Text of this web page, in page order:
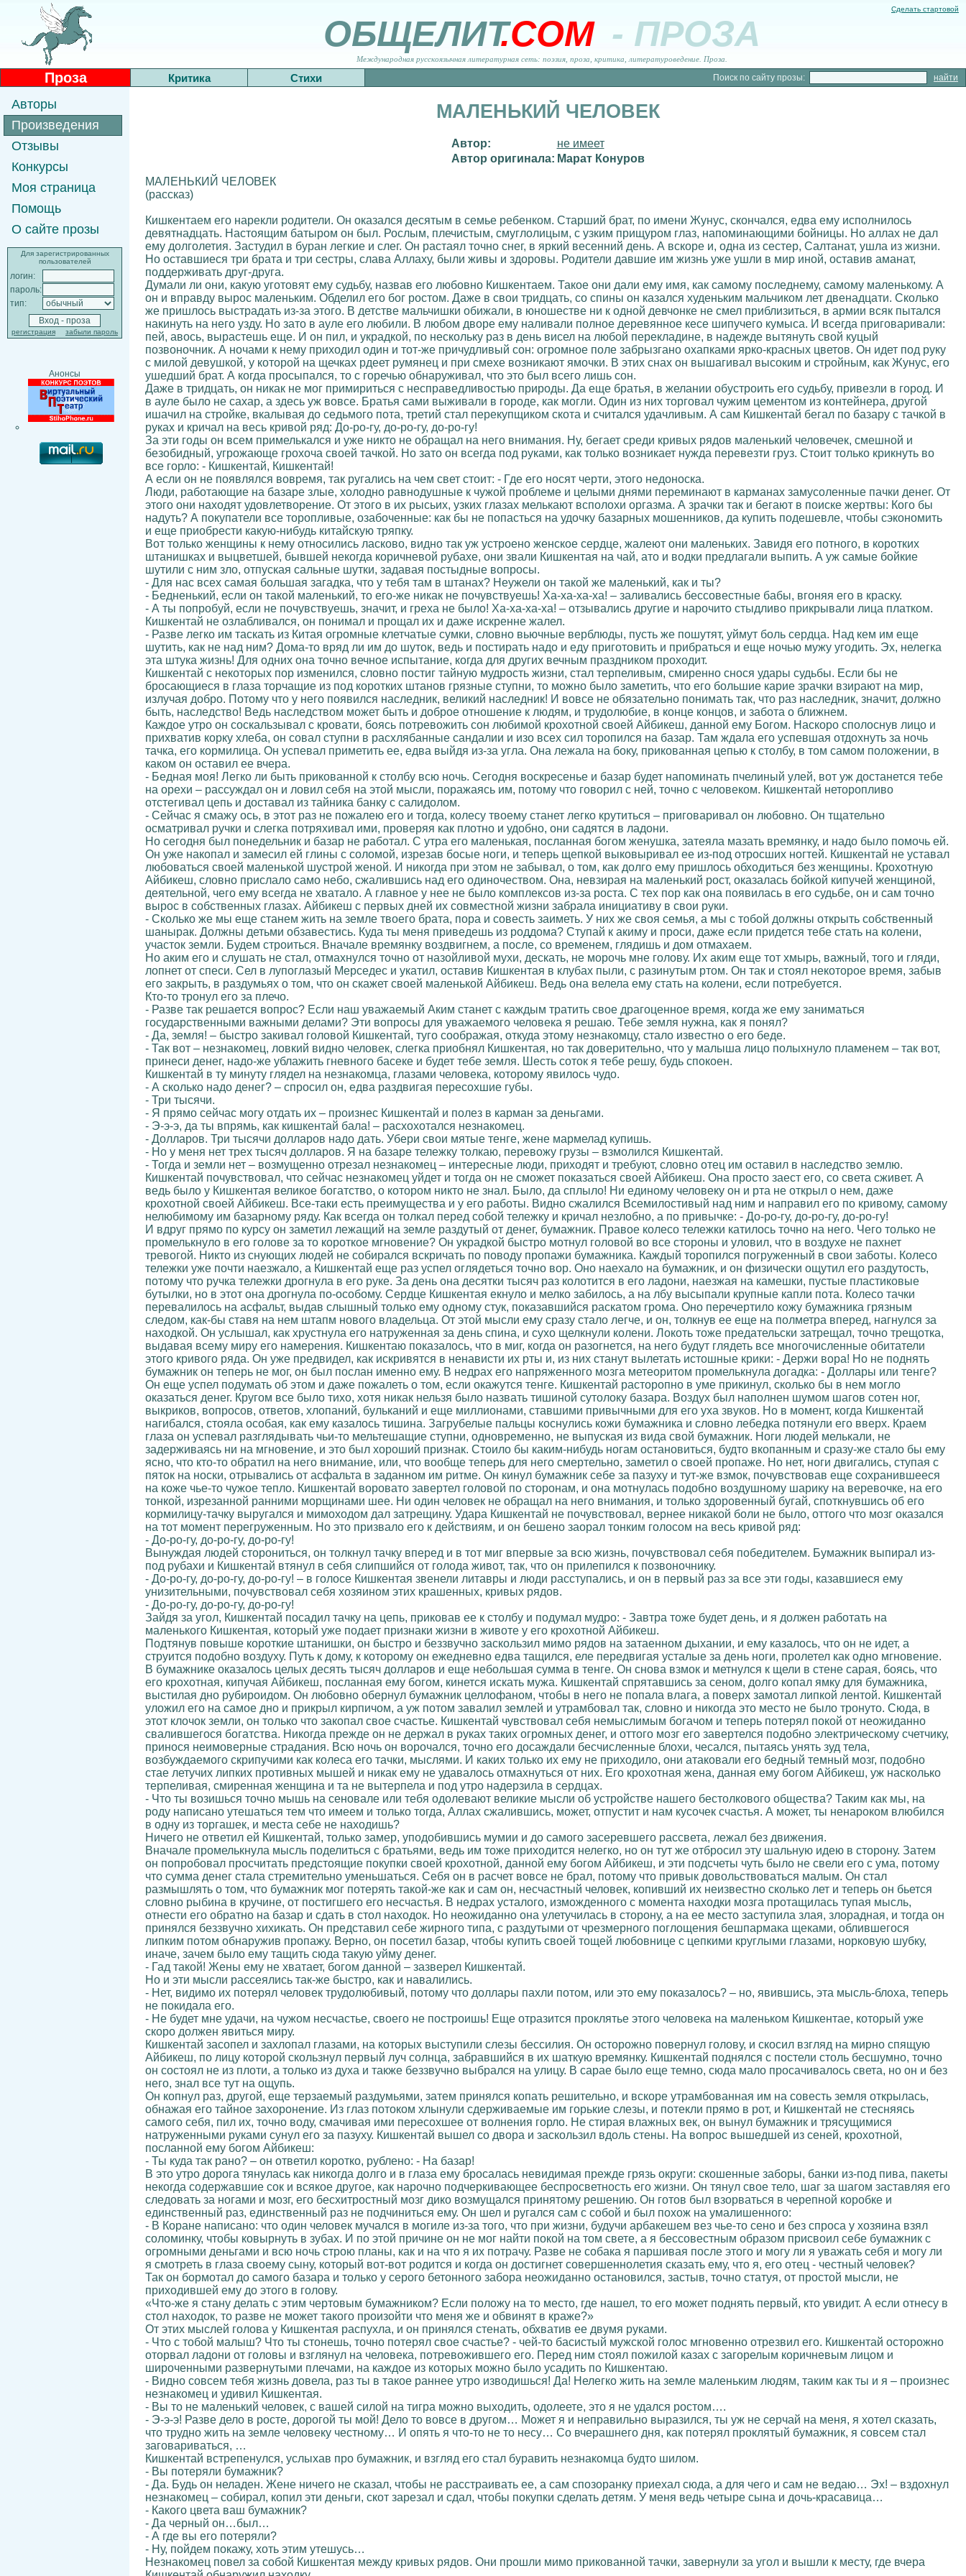
Сделать стартовой
ОБЩЕЛИТ.COM - ПРОЗА
Международная русскоязычная литературная сеть: поэзия, проза, критика, литературоведение. Проза.
Проза Критика Стихи Поиск по сайту прозы:
Авторы
Произведения
Отзывы
Конкурсы
Моя страница
Помощь
О сайте прозы
Для зарегистрированных
пользователей
логин:
пароль:
тип:
регистрация забыли пароль
Анонсы
МАЛЕНЬКИЙ ЧЕЛОВЕК
Автор:
не имеет
Автор оригинала: Марат Конуров
МАЛЕНЬКИЙ ЧЕЛОВЕК
(рассказ)
Кишкентаем его нарекли родители. Он оказался десятым в семье ребенком. Старший брат, по имени Жунус, скончался, едва ему исполнилось
девятнадцать. Настоящим батыром он был. Рослым, плечистым, смуглолицым, с узким прищуром глаз, напоминающими бойницы. Но аллах не дал
ему долголетия. Застудил в буран легкие и слег. Он растаял точно снег, в яркий весенний день. А вскоре и, одна из сестер, Салтанат, ушла из жизни.
Но оставшиеся три брата и три сестры, слава Аллаху, были живы и здоровы. Родители давшие им жизнь уже ушли в мир иной, оставив аманат,
поддерживать друг-друга.
Думали ли они, какую уготовят ему судьбу, назвав его любовно Кишкентаем. Такое они дали ему имя, как самому последнему, самому маленькому. А
он и вправду вырос маленьким. Обделил его бог ростом. Даже в свои тридцать, со спины он казался худеньким мальчиком лет двенадцати. Сколько
же пришлось выстрадать из-за этого. В детстве мальчишки обижали, в юношестве ни к одной девчонке не смел приблизиться, в армии всяк пытался
накинуть на него узду. Но зато в ауле его любили. В любом дворе ему наливали полное деревянное кесе шипучего кумыса. И всегда приговаривали:
пей, авось, вырастешь еще. И он пил, и украдкой, по нескольку раз в день висел на любой перекладине, в надежде вытянуть свой куцый
позвоночник. А ночами к нему приходил один и тот-же причудливый сон: огромное поле забрызгано охапками ярко-красных цветов. Он идет под руку
с милой девушкой, у которой на щечках рдеет румянец и при смехе возникают ямочки. В этих снах он вышагивал высоким и стройным, как Жунус, его
ушедший брат. А когда просыпался, то с горечью обнаруживал, что это был всего лишь сон.
Даже в тридцать, он никак не мог примириться с несправедливостью природы. Да еще братья, в желании обустроить его судьбу, привезли в город. И
в ауле было не сахар, а здесь уж вовсе. Братья сами выживали в городе, как могли. Один из них торговал чужим цементом из контейнера, другой
ишачил на стройке, вкалывая до седьмого пота, третий стал перекупщиком скота и считался удачливым. А сам Кишкентай бегал по базару с тачкой в
руках и кричал на весь кривой ряд: До-ро-гу, до-ро-гу, до-ро-гу!
За эти годы он всем примелькался и уже никто не обращал на него внимания. Ну, бегает среди кривых рядов маленький человечек, смешной и
безобидный, угрожающе грохоча своей тачкой. Но зато он всегда под руками, как только возникает нужда перевезти груз. Стоит только крикнуть во
все горло: - Кишкентай, Кишкентай!
А если он не появлялся вовремя, так ругались на чем свет стоит: - Где его носят черти, этого недоноска.
Люди, работающие на базаре злые, холодно равнодушные к чужой проблеме и целыми днями переминают в карманах замусоленные пачки денег. От
этого они находят удовлетворение. От этого в их рысьих, узких глазах мелькают всполохи оргазма. А зрачки так и бегают в поиске жертвы: Кого бы
надуть? А покупатели все торопливые, озабоченные: как бы не попасться на удочку базарных мошенников, да купить подешевле, чтобы сэкономить
и еще приобрести какую-нибудь китайскую тряпку.
Вот только женщины к нему относились ласково, видно так уж устроено женское сердце, жалеют они маленьких. Завидя его потного, в коротких
штанишках и выцветшей, бывшей некогда коричневой рубахе, они звали Кишкентая на чай, ато и водки предлагали выпить. А уж самые бойкие
шутили с ним зло, отпуская сальные шутки, задавая постыдные вопросы.
- Для нас всех самая большая загадка, что у тебя там в штанах? Неужели он такой же маленький, как и ты?
- Бедненький, если он такой маленький, то его-же никак не почувствуешь! Ха-ха-ха-ха! – заливались бессовестные бабы, вгоняя его в краску.
- А ты попробуй, если не почувствуешь, значит, и греха не было! Ха-ха-ха-ха! – отзывались другие и нарочито стыдливо прикрывали лица платком.
Кишкентай не озлабливался, он понимал и прощал их и даже искренне жалел.
- Разве легко им таскать из Китая огромные клетчатые сумки, словно вьючные верблюды, пусть же пошутят, уймут боль сердца. Над кем им еще
шутить, как не над ним? Дома-то вряд ли им до шуток, ведь и постирать надо и еду приготовить и прибраться и еще ночью мужу угодить. Эх, нелегка
эта штука жизнь! Для одних она точно вечное испытание, когда для других вечным праздником проходит.
Кишкентай с некоторых пор изменился, словно постиг тайную мудрость жизни, стал терпеливым, смиренно снося удары судьбы. Если бы не
бросающиеся в глаза торчащие из под коротких штанов грязные ступни, то можно было заметить, что его большие карие зрачки взирают на мир,
излучая добро. Потому что у него появился наследник, великий наследник! И вовсе не обязательно понимать так, что раз наследник, значит, должно
быть, наследство! Ведь наследством может быть и доброе отношение к людям, и трудолюбие, в конце концов, и забота о ближнем.
Каждое утро он соскальзывал с кровати, боясь потревожить сон любимой крохотной своей Айбикеш, данной ему Богом. Наскоро сполоснув лицо и
прихватив корку хлеба, он совал ступни в расхлябанные сандалии и изо всех сил торопился на базар. Там ждала его успевшая отдохнуть за ночь
тачка, его кормилица. Он успевал приметить ее, едва выйдя из-за угла. Она лежала на боку, прикованная цепью к столбу, в том самом положении, в
каком он оставил ее вчера.
- Бедная моя! Легко ли быть прикованной к столбу всю ночь. Сегодня воскресенье и базар будет напоминать пчелиный улей, вот уж достанется тебе
на орехи – рассуждал он и ловил себя на этой мысли, поражаясь им, потому что говорил с ней, точно с человеком. Кишкентай неторопливо
отстегивал цепь и доставал из тайника банку с салидолом.
- Сейчас я смажу ось, в этот раз не пожалею его и тогда, колесу твоему станет легко крутиться – приговаривал он любовно. Он тщательно
осматривал ручки и слегка потряхивал ими, проверяя как плотно и удобно, они садятся в ладони.
Но сегодня был понедельник и базар не работал. С утра его маленькая, посланная богом женушка, затеяла мазать времянку, и надо было помочь ей.
Он уже накопал и замесил ей глины с соломой, изрезав босые ноги, и теперь щепкой выковыривал ее из-под отросших ногтей. Кишкентай не уставал
любоваться своей маленькой шустрой женой. И никогда при этом не забывал, о том, как долго ему пришлось обходиться без женщины. Крохотную
Айбикеш, словно прислало само небо, сжалившись над его одиночеством. Она, невзирая на маленький рост, оказалась бойкой кипучей женщиной,
деятельной, чего ему всегда не хватало. А главное у нее не было комплексов из-за роста. С тех пор как она появилась в его судьбе, он и сам точно
вырос в собственных глазах. Айбикеш с первых дней их совместной жизни забрала инициативу в свои руки.
- Сколько же мы еще станем жить на земле твоего брата, пора и совесть заиметь. У них же своя семья, а мы с тобой должны открыть собственный
шанырак. Должны детьми обзавестись. Куда ты меня приведешь из роддома? Ступай к акиму и проси, даже если придется тебе стать на колени,
участок земли. Будем строиться. Вначале времянку воздвигнем, а после, со временем, глядишь и дом отмахаем.
Но аким его и слушать не стал, отмахнулся точно от назойливой мухи, дескать, не морочь мне голову. Их аким еще тот хмырь, важный, того и гляди,
лопнет от спеси. Сел в лупоглазый Мерседес и укатил, оставив Кишкентая в клубах пыли, с разинутым ртом. Он так и стоял некоторое время, забыв
его закрыть, в раздумьях о том, что он скажет своей маленькой Айбикеш. Ведь она велела ему стать на колени, если потребуется.
Кто-то тронул его за плечо.
- Разве так решается вопрос? Если наш уважаемый Аким станет с каждым тратить свое драгоценное время, когда же ему заниматься
государственными важными делами? Эти вопросы для уважаемого человека я решаю. Тебе земля нужна, как я понял?
- Да, земля! – быстро закивал головой Кишкентай, туго соображая, откуда этому незнакомцу, стало известно о его беде.
- Так вот – незнакомец, ловкий видно человек, слегка приобнял Кишкентая, но так доверительно, что у малыша лицо полыхнуло пламенем – так вот,
принеси денег, надо-же ублажить гневного басеке и будет тебе земля. Шесть соток я тебе решу, будь спокоен.
Кишкентай в ту минуту глядел на незнакомца, глазами человека, которому явилось чудо.
- А сколько надо денег? – спросил он, едва раздвигая пересохшие губы.
- Три тысячи.
- Я прямо сейчас могу отдать их – произнес Кишкентай и полез в карман за деньгами.
- Э-э-э, да ты впрямь, как кишкентай бала! – расхохотался незнакомец.
- Долларов. Три тысячи долларов надо дать. Убери свои мятые тенге, жене мармелад купишь.
- Но у меня нет трех тысяч долларов. Я на базаре тележку толкаю, перевожу грузы – взмолился Кишкентай.
- Тогда и земли нет – возмущенно отрезал незнакомец – интересные люди, приходят и требуют, словно отец им оставил в наследство землю.
Кишкентай почувствовал, что сейчас незнакомец уйдет и тогда он не сможет показаться своей Айбикеш. Она просто заест его, со света сживет. А
ведь было у Кишкентая великое богатство, о котором никто не знал. Было, да сплыло! Ни единому человеку он и рта не открыл о нем, даже
крохотной своей Айбикеш. Все-таки есть преимущества и у его работы. Видно сжалился Всемилостивый над ним и направил его по кривому, самому
нелюбимому им базарному ряду. Как всегда он толкал перед собой тележку и кричал незлобно, а по привычке: - До-ро-гу, до-ро-гу, до-ро-гу!
И вдруг прямо по курсу он заметил лежащий на земле раздутый от денег, бумажник. Правое колесо тележки катилось точно на него. Чего только не
промелькнуло в его голове за то короткое мгновение? Он украдкой быстро мотнул головой во все стороны и уловил, что в воздухе не пахнет
тревогой. Никто из снующих людей не собирался вскричать по поводу пропажи бумажника. Каждый торопился погруженный в свои заботы. Колесо
тележки уже почти наезжало, а Кишкентай еще раз успел оглядеться точно вор. Оно наехало на бумажник, и он физически ощутил его раздутость,
потому что ручка тележки дрогнула в его руке. За день она десятки тысяч раз колотится в его ладони, наезжая на камешки, пустые пластиковые
бутылки, но в этот она дрогнула по-особому. Сердце Кишкентая екнуло и мелко забилось, а на лбу высыпали крупные капли пота. Колесо тачки
перевалилось на асфальт, выдав слышный только ему одному стук, показавшийся раскатом грома. Оно перечертило кожу бумажника грязным
следом, как-бы ставя на нем штапм нового владельца. От этой мысли ему сразу стало легче, и он, толкнув ее еще на полметра вперед, нагнулся за
находкой. Он услышал, как хрустнула его натруженная за день спина, и сухо щелкнули колени. Локоть тоже предательски затрещал, точно трещотка,
выдавая всему миру его намерения. Кишкентаю показалось, что в миг, когда он разогнется, на него будут глядеть все многочисленные обитатели
этого кривого ряда. Он уже предвидел, как искривятся в ненависти их рты и, из них станут вылетать истошные крики: - Держи вора! Но не поднять
бумажник он теперь не мог, он был послан именно ему. В недрах его напряженного мозга метеоритом промелькнула догадка: - Доллары или тенге?
Он еще успел подумать об этом и даже пожалеть о том, если окажутся тенге. Кишкентай расторопно в уме прикинул, сколько бы в нем могло
оказаться денег. Кругом все было тихо, хотя никак нельзя было назвать тишиной сутолоку базара. Воздух был наполнен шумом шагов сотен ног,
выкриков, вопросов, ответов, хлопаний, бульканий и еще миллионами, ставшими привычными для его уха звуков. Но в момент, когда Кишкентай
нагибался, стояла особая, как ему казалось тишина. Загрубелые пальцы коснулись кожи бумажника и словно лебедка потянули его вверх. Краем
глаза он успевал разглядывать чьи-то мельтешащие ступни, одновременно, не выпуская из вида свой бумажник. Ноги людей мелькали, не
задерживаясь ни на мгновение, и это был хороший признак. Стоило бы каким-нибудь ногам остановиться, будто вкопанным и сразу-же стало бы ему
ясно, что кто-то обратил на него внимание, или, что вообще теперь для него смертельно, заметил о своей пропаже. Но нет, ноги двигались, ступая с
пяток на носки, отрывались от асфальта в заданном им ритме. Он кинул бумажник себе за пазуху и тут-же взмок, почувствовав еще сохранившееся
на коже чье-то чужое тепло. Кишкентай воровато завертел головой по сторонам, и она мотнулась подобно воздушному шарику на веревочке, на его
тонкой, изрезанной ранними морщинами шее. Ни один человек не обращал на него внимания, и только здоровенный бугай, споткнувшись об его
кормилицу-тачку выругался и мимоходом дал затрещину. Удара Кишкентай не почувствовал, вернее никакой боли не было, оттого что мозг оказался
на тот момент перегруженным. Но это призвало его к действиям, и он бешено заорал тонким голосом на весь кривой ряд:
- До-ро-гу, до-ро-гу, до-ро-гу!
Вынуждая людей сторониться, он толкнул тачку вперед и в тот миг впервые за всю жизнь, почувствовал себя победителем. Бумажник выпирал из-
под рубахи и Кишкентай втянул в себя слипшийся от голода живот, так, что он прилепился к позвоночнику.
- До-ро-гу, до-ро-гу, до-ро-гу! – в голосе Кишкентая звенели литавры и люди расступались, и он в первый раз за все эти годы, казавшиеся ему
унизительными, почувствовал себя хозяином этих крашенных, кривых рядов.
- До-ро-гу, до-ро-гу, до-ро-гу!
Зайдя за угол, Кишкентай посадил тачку на цепь, приковав ее к столбу и подумал мудро: - Завтра тоже будет день, и я должен работать на
маленького Кишкентая, который уже подает признаки жизни в животе у его крохотной Айбикеш.
Подтянув повыше короткие штанишки, он быстро и беззвучно заскользил мимо рядов на затаенном дыхании, и ему казалось, что он не идет, а
струится подобно воздуху. Путь к дому, к которому он ежедневно едва тащился, еле передвигая усталые за день ноги, пролетел как одно мгновение.
В бумажнике оказалось целых десять тысяч долларов и еще небольшая сумма в тенге. Он снова взмок и метнулся к щели в стене сарая, боясь, что
его крохотная, кипучая Айбикеш, посланная ему богом, кинется искать мужа. Кишкентай спрятавшись за сеном, долго копал ямку для бумажника,
выстилая дно рубироидом. Он любовно обернул бумажник целлофаном, чтобы в него не попала влага, а поверх замотал липкой лентой. Кишкентай
уложил его на самое дно и прикрыл кирпичом, а уж потом завалил землей и утрамбовал так, словно и никогда это место не было тронуто. Сюда, в
этот клочок земли, он только что закопал свое счастье. Кишкентай чувствовал себя немыслимым богачом и теперь потерял покой от неожиданно
свалившегося богатства. Никогда прежде он не держал в руках таких огромных денег, и оттого мозг его завертелся подобно электрическому счетчику,
принося неимоверные страдания. Всю ночь он ворочался, точно его досаждали бесчисленные блохи, чесался, пытаясь унять зуд тела,
возбуждаемого скрипучими как колеса его тачки, мыслями. И каких только их ему не приходило, они атаковали его бедный темный мозг, подобно
стае летучих липких противных мышей и никак ему не удавалось отмахнуться от них. Его крохотная жена, данная ему богом Айбикеш, уж насколько
терпеливая, смиренная женщина и та не вытерпела и под утро надерзила в сердцах.
- Что ты возишься точно мышь на сеновале или тебя одолевают великие мысли об устройстве нашего бестолкового общества? Таким как мы, на
роду написано утешаться тем что имеем и только тогда, Аллах сжалившись, может, отпустит и нам кусочек счастья. А может, ты ненароком влюбился
в одну из торгашек, и места себе не находишь?
Ничего не ответил ей Кишкентай, только замер, уподобившись мумии и до самого засеревшего рассвета, лежал без движения.
Вначале промелькнула мысль поделиться с братьями, ведь им тоже приходится нелегко, но он тут же отбросил эту шальную идею в сторону. Затем
он попробовал просчитать предстоящие покупки своей крохотной, данной ему богом Айбикеш, и эти подсчеты чуть было не свели его с ума, потому
что сумма денег стала стремительно уменьшаться. Себя он в расчет вовсе не брал, потому что привык довольствоваться малым. Он стал
размышлять о том, что бумажник мог потерять такой-же как и сам он, несчастный человек, копивший их неизвестно сколько лет и теперь он бьется
словно рыбина в кручине, от постигшего его несчастья. В недрах усталого, изможденного с момента находки мозга протащилась тупая мысль,
отнести его обратно на базар и сдать в стол находок. Но неожиданно она улетучилась в сторону, а на ее место заступила злая, злорадная, и тогда он
принялся беззвучно хихикать. Он представил себе жирного типа, с раздутыми от чрезмерного поглощения бешпармака щеками, облившегося
липким потом обнаружив пропажу. Верно, он посетил базар, чтобы купить своей тощей любовнице с цепкими круглыми глазами, норковую шубку,
иначе, зачем было ему тащить сюда такую уйму денег.
- Гад такой! Жены ему не хватает, богом данной – зазверел Кишкентай.
Но и эти мысли рассеялись так-же быстро, как и навалились.
- Нет, видимо их потерял человек трудолюбивый, потому что доллары пахли потом, или это ему показалось? – но, явившись, эта мысль-блоха, теперь
не покидала его.
- Не будет мне удачи, на чужом несчастье, своего не построишь! Еще отразится проклятье этого человека на маленьком Кишкентае, который уже
скоро должен явиться миру.
Кишкентай засопел и захлопал глазами, на которых выступили слезы бессилия. Он осторожно повернул голову, и скосил взгляд на мирно спящую
Айбикеш, по лицу которой скользнул первый луч солнца, забравшийся в их шаткую времянку. Кишкентай поднялся с постели столь бесшумно, точно
он состоял не из плоти, а только из духа и также беззвучно выбрался на улицу. В сарае было еще темно, сюда мало просачивалось света, но он и без
него, знал все тут на ощупь.
Он копнул раз, другой, еще терзаемый раздумьями, затем принялся копать решительно, и вскоре утрамбованная им на совесть земля открылась,
обнажая его тайное захоронение. Из глаз потоком хлынули сдерживаемые им горькие слезы, и потекли прямо в рот, и Кишкентай не стесняясь
самого себя, пил их, точно воду, смачивая ими пересохшее от волнения горло. Не стирая влажных век, он вынул бумажник и трясущимися
натруженными руками сунул его за пазуху. Кишкентай вышел со двора и заскользил вдоль стены. На вопрос вышедшей из сеней, крохотной,
посланной ему богом Айбикеш:
- Ты куда так рано? – он ответил коротко, рублено: - На базар!
В это утро дорога тянулась как никогда долго и в глаза ему бросалась невидимая прежде грязь округи: скошенные заборы, банки из-под пива, пакеты
некогда содержавшие сок и всякое другое, как нарочно подчеркивающее беспросветность его жизни. Он тянул свое тело, шаг за шагом заставляя его
следовать за ногами и мозг, его бесхитростный мозг дико возмущался принятому решению. Он готов был взорваться в черепной коробке и
единственный раз, единственный раз не подчиниться ему. Он шел и ругался сам с собой и был похож на умалишенного:
- В Коране написано: что один человек мучался в могиле из-за того, что при жизни, будучи арбакешем вез чье-то сено и без спроса у хозяина взял
соломинку, чтобы ковырнуть в зубах. И по этой причине он не мог найти покой на том свете, а я бессовестным образом присвоил себе бумажник с
огромными деньгами и всю ночь строю планы, как и на что я их потрачу. Разве не собака я паршивая после этого и могу ли я уважать себя и могу ли
я смотреть в глаза своему сыну, который вот-вот родится и когда он достигнет совершеннолетия сказать ему, что я, его отец - честный человек?
Так он бормотал до самого базара и только у серого бетонного забора неожиданно остановился, застыв, точно статуя, от простой мысли, не
приходившей ему до этого в голову.
«Что-же я стану делать с этим чертовым бумажником? Если положу на то место, где нашел, то его может поднять первый, кто увидит. А если отнесу в
стол находок, то разве не может такого произойти что меня же и обвинят в краже?»
От этих мыслей голова у Кишкентая распухла, и он принялся стенать, обхватив ее двумя руками.
- Что с тобой малыш? Что ты стонешь, точно потерял свое счастье? - чей-то басистый мужской голос мгновенно отрезвил его. Кишкентай осторожно
оторвал ладони от головы и взглянул на человека, потревожившего его. Перед ним стоял пожилой казах с загорелым коричневым лицом и
широченными развернутыми плечами, на каждое из которых можно было усадить по Кишкентаю.
- Видно совсем тебя жизнь довела, раз ты в такое раннее утро изводишься! Да! Нелегко жить на земле маленьким людям, таким как ты и я – произнес
незнакомец и удивил Кишкентая.
- Вы то не маленький человек, с вашей силой на тигра можно выходить, одолеете, это я не удался ростом….
- Э-э-э! Разве дело в росте, дорогой ты мой! Дело то вовсе в другом… Может я и неправильно выразился, ты уж не серчай на меня, я хотел сказать,
что трудно жить на земле человеку честному… И опять я что-то не то несу… Со вчерашнего дня, как потерял проклятый бумажник, я совсем стал
заговариваться, …
Кишкентай встрепенулся, услыхав про бумажник, и взгляд его стал буравить незнакомца будто шилом.
- Вы потеряли бумажник?
- Да. Будь он неладен. Жене ничего не сказал, чтобы не расстраивать ее, а сам спозоранку приехал сюда, а для чего и сам не ведаю… Эх! – вздохнул
незнакомец – собирал, копил эти деньги, скот зарезал и сдал, чтобы покупки сделать детям. У меня ведь четыре сына и дочь-красавица…
- Какого цвета ваш бумажник?
- Да черный он…был…
- А где вы его потеряли?
- Ну, пойдем покажу, хоть этим утешусь…
Незнакомец повел за собой Кишкентая между кривых рядов. Они прошли мимо прикованной тачки, завернули за угол и вышли к месту, где вчера